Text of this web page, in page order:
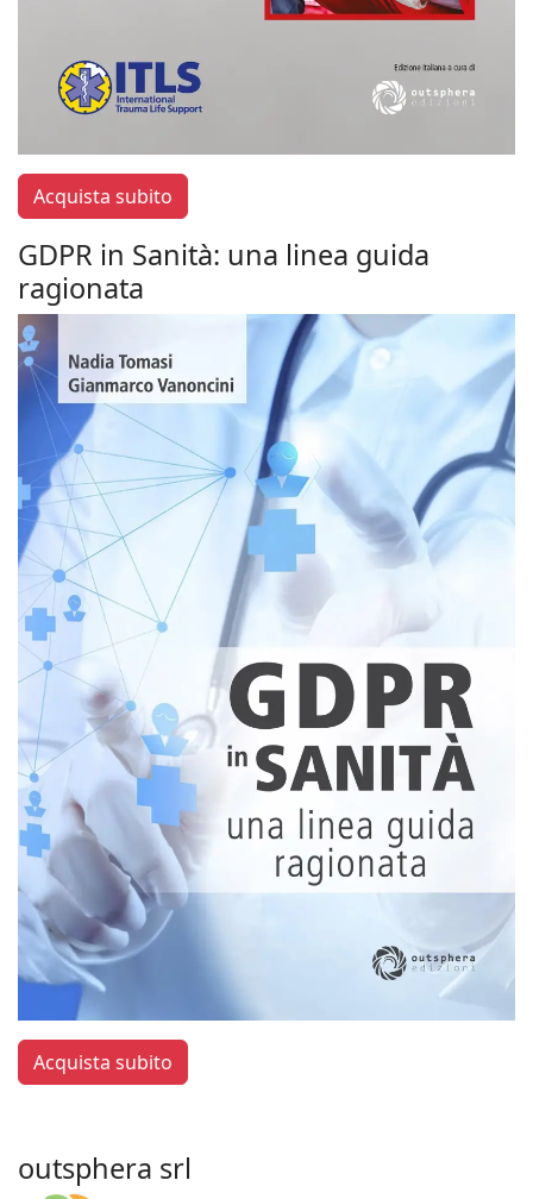
Acquista subito
GDPR in Sanità: una linea guida
ragionata
Acquista subito
outsphera srl